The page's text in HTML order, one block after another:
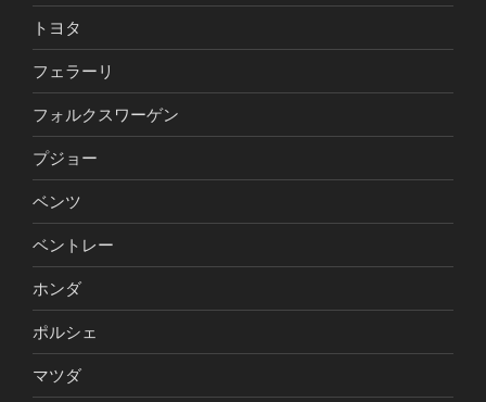
トヨタ
フェラーリ
フォルクスワーゲン
プジョー
ベンツ
ベントレー
ホンダ
ポルシェ
マツダ